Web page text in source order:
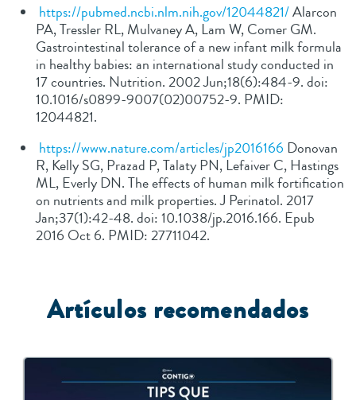
https://pubmed.ncbi.nlm.nih.gov/12044821/Alarcon
PA, Tressler RL, Mulvaney A, Lam W, Comer GM.
Gastrointestinal tolerance of a new infant milk formula
in healthy babies: an international study conducted in
17 countries. Nutrition. 2002 Jun;18(6):484-9. doi:
10.1016/s0899-9007(02)00752-9. PMID:
12044821.
https://www.nature.com/articles/jp2016166 Donovan
R, Kelly SG, Prazad P, Talaty PN, Lefaiver C, Hastings
ML, Everly DN. The effects of human milk fortification
on nutrients and milk properties. J Perinatol. 2017
Jan;37(1):42-48. doi: 10.1038/jp.2016.166. Epub
2016 Oct 6. PMID: 27711042.
Artículos recomendados